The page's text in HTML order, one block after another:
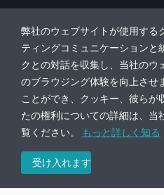
弊社のウェブサイトが使用する
ティングコミュニケーションと
クとの対話を収集し、当社のウ
のブラウジング体験を向上させ
ことができ、クッキー、彼らが
たの権利についての詳細は、当
覧ください。
もっと詳しく知る
受け入れます
ENTERPRISE 3D AT SCALE
© CGTrader 2011-2026
UAB CGTrader, Antakalnio st. 17,
利用規約プライバシー🇯🇵 日本語